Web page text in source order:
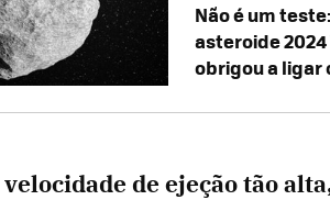
Não é um
asteroide
obrigou a ligar
velocidade de ejeção tão